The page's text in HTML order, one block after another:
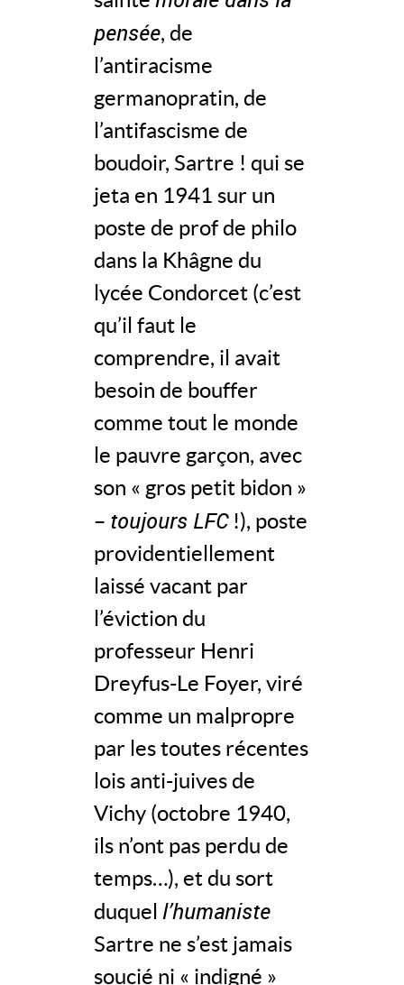
pensée, de
l’antiracisme
germanopratin, de
l’antifascisme de
boudoir, Sartre ! qui se
jeta en 1941 sur un
poste de prof de philo
dans la Khâgne du
lycée Condorcet (c’est
qu’il faut le
comprendre, il avait
besoin de bouffer
comme tout le monde
le pauvre garçon, avec
son « gros petit bidon »
– toujours LFC!), poste
providentiellement
laissé vacant par
l’éviction du
professeur Henri
Dreyfus-Le Foyer, viré
comme un malpropre
par les toutes récentes
lois anti-juives de
Vichy (octobre 1940,
ils n’ont pas perdu de
temps…), et du sort
duquel l’humaniste
Sartre ne s’est jamais
soucié ni « indigné »